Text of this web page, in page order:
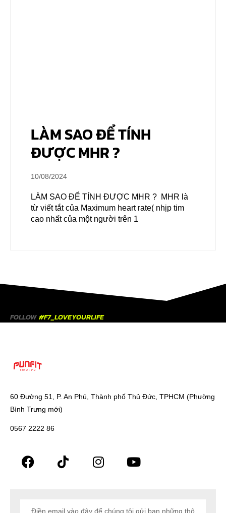
LÀM SAO ĐỂ TÍNH
ĐƯỢC MHR ?
10/08/2024
LÀM SAO ĐỂ TÍNH ĐƯỢC MHR ? MHR là
từ viết tắt của Maximum heart rate( nhịp tim
cao nhất của một người trên 1
FOLLOW #F7_LOVEYOURLIFE
60 Đường 51, P. An Phú, Thành phố Thủ Đức, TPHCM (Phường
Bình Trưng mới)
0567 2222 86